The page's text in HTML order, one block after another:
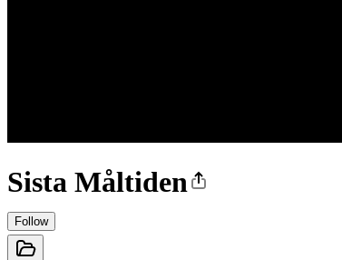
Sista Måltiden
Follow